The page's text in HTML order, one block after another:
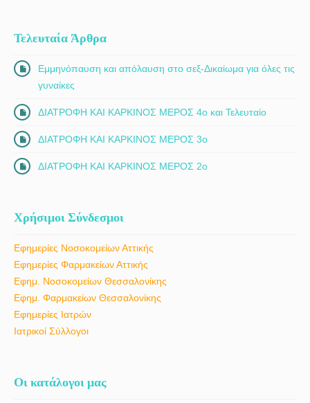
Τελευταία Άρθρα
Εμμηνόπαυση και απόλαυση στο σεξ-Δικαίωμα για όλες τις
γυναίκες
ΔΙΑΤΡΟΦΗ ΚΑΙ ΚΑΡΚΙΝΟΣ ΜΕΡΟΣ 4ο και Τελευταίο
ΔΙΑΤΡΟΦΗ ΚΑΙ ΚΑΡΚΙΝΟΣ ΜΕΡΟΣ 3ο
ΔΙΑΤΡΟΦΗ ΚΑΙ ΚΑΡΚΙΝΟΣ ΜΕΡΟΣ 2ο
Χρήσιμοι Σύνδεσμοι
Εφημερίες Νοσοκομείων Αττικής
Εφημερίες Φαρμακείων Αττικής
Εφημ. Νοσοκομείων Θεσσαλονίκης
Εφημ. Φαρμακείων Θεσσαλονίκης
Εφημερίες Ιατρών
Ιατρικοί Σύλλογοι
Οι κατάλογοι μας